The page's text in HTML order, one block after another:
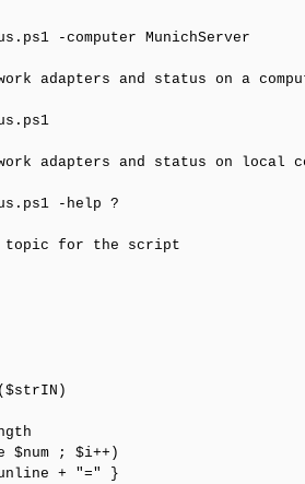
-computer MunichServer
adapters and status on a
adapters and status on local
-help ?
topic for the script
; $i++)
+ "=" }